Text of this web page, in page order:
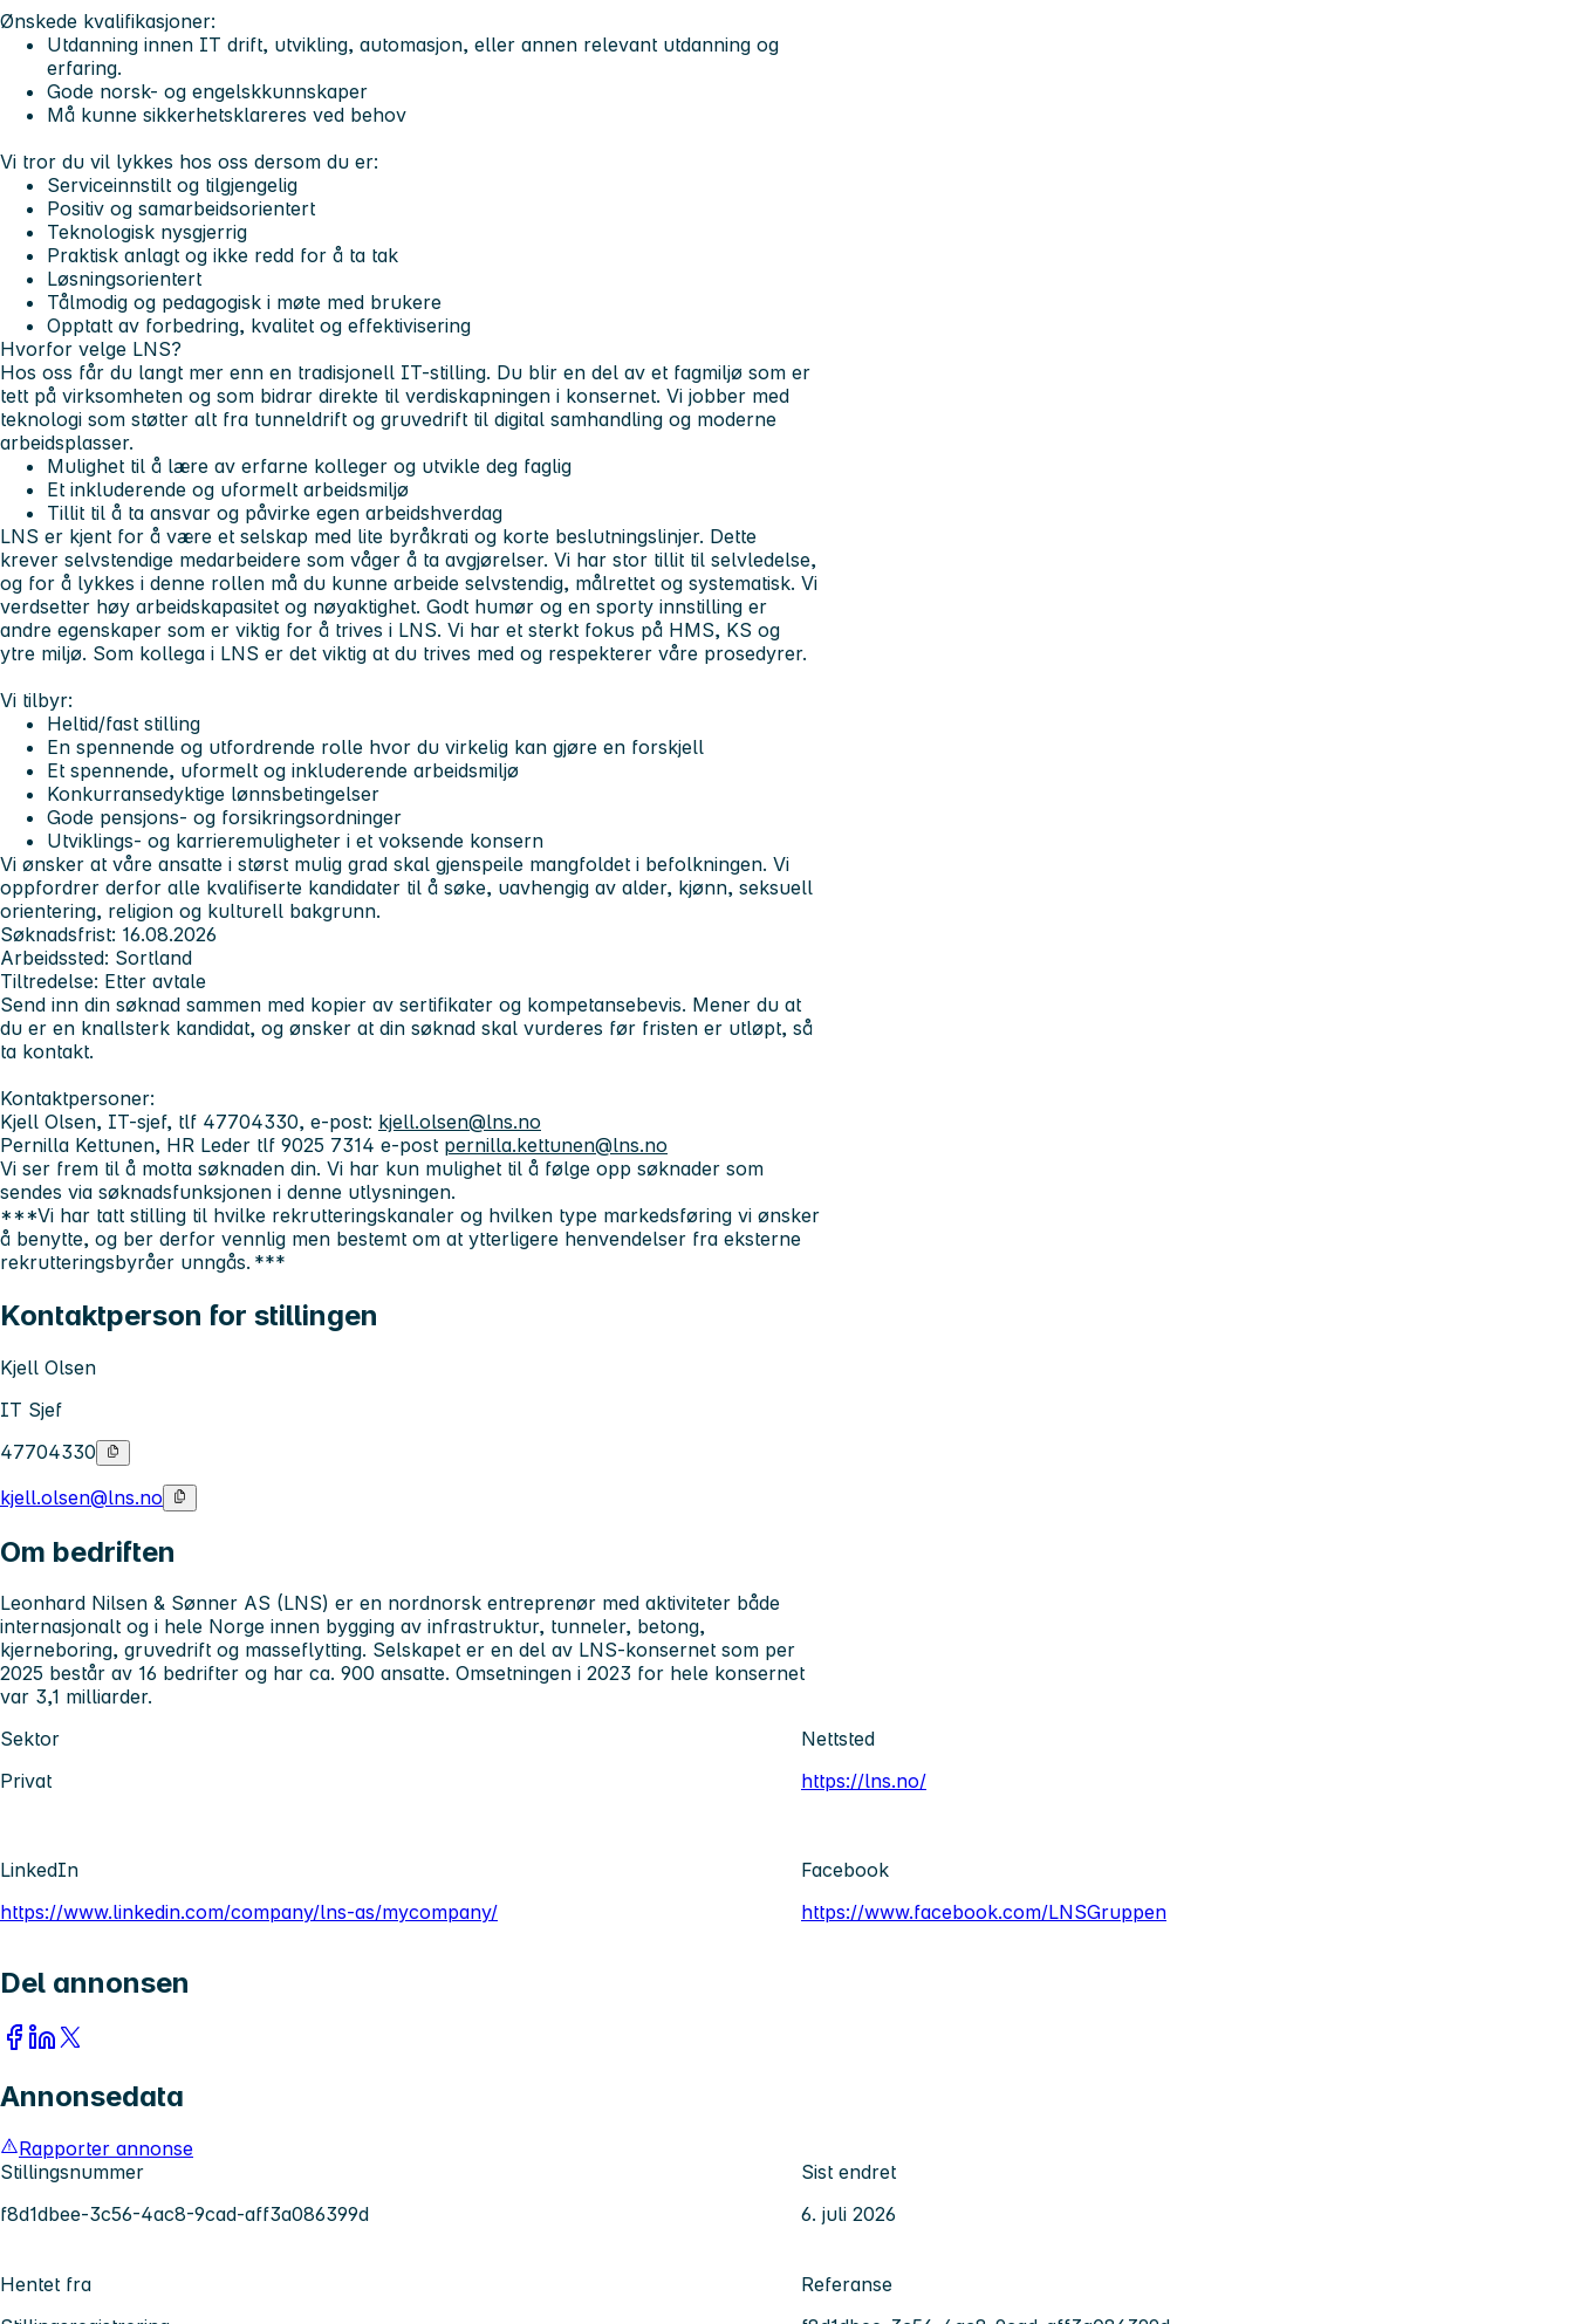
Ønskede kvalifikasjoner:
Utdanning innen IT drift, utvikling, automasjon, eller annen relevant utdanning og
erfaring.
Gode norsk- og engelskkunnskaper
Må kunne sikkerhetsklareres ved behov
Vi tror du vil lykkes hos oss dersom du er:
Serviceinnstilt og tilgjengelig
Positiv og samarbeidsorientert
Teknologisk nysgjerrig
Praktisk anlagt og ikke redd for å ta tak
Løsningsorientert
Tålmodig og pedagogisk i møte med brukere
Opptatt av forbedring, kvalitet og effektivisering
Hvorfor velge LNS?
Hos oss får du langt mer enn en tradisjonell IT-stilling. Du blir en del av et fagmiljø som er
tett på virksomheten og som bidrar direkte til verdiskapningen i konsernet. Vi jobber med
teknologi som støtter alt fra tunneldrift og gruvedrift til digital samhandling og moderne
arbeidsplasser.
Mulighet til å lære av erfarne kolleger og utvikle deg faglig
Et inkluderende og uformelt arbeidsmiljø
Tillit til å ta ansvar og påvirke egen arbeidshverdag
LNS er kjent for å være et selskap med lite byråkrati og korte beslutningslinjer. Dette
krever selvstendige medarbeidere som våger å ta avgjørelser. Vi har stor tillit til selvledelse,
og for å lykkes i denne rollen må du kunne arbeide selvstendig, målrettet og systematisk. Vi
verdsetter høy arbeidskapasitet og nøyaktighet. Godt humør og en sporty innstilling er
andre egenskaper som er viktig for å trives i LNS. Vi har et sterkt fokus på HMS, KS og
ytre miljø. Som kollega i LNS er det viktig at du trives med og respekterer våre prosedyrer.
Vi tilbyr:
Heltid/fast stilling
En spennende og utfordrende rolle hvor du virkelig kan gjøre en forskjell
Et spennende, uformelt og inkluderende arbeidsmiljø
Konkurransedyktige lønnsbetingelser
Gode pensjons- og forsikringsordninger
Utviklings- og karrieremuligheter i et voksende konsern
Vi ønsker at våre ansatte i størst mulig grad skal gjenspeile mangfoldet i befolkningen. Vi
oppfordrer derfor alle kvalifiserte kandidater til å søke, uavhengig av alder, kjønn, seksuell
orientering, religion og kulturell bakgrunn.
Søknadsfrist: 16.08.2026
Arbeidssted: Sortland
Tiltredelse: Etter avtale
Send inn din søknad sammen med kopier av sertifikater og kompetansebevis. Mener du at
du er en knallsterk kandidat, og ønsker at din søknad skal vurderes før fristen er utløpt, så
ta kontakt.
Kontaktpersoner:
Kjell Olsen, IT-sjef, tlf 47704330, e-post: kjell.olsen@lns.no
Pernilla Kettunen, HR Leder tlf 9025 7314 e-post pernilla.kettunen@lns.no
Vi ser frem til å motta søknaden din. Vi har kun mulighet til å følge opp søknader som
sendes via søknadsfunksjonen i denne utlysningen.
***Vi har tatt stilling til hvilke rekrutteringskanaler og hvilken type markedsføring vi ønsker
å benytte, og ber derfor vennlig men bestemt om at ytterligere henvendelser fra eksterne
rekrutteringsbyråer unngås. ***
Kontaktperson for stillingen
Kjell Olsen
IT Sjef
47704330
kjell.olsen@lns.no
Om bedriften
Leonhard Nilsen & Sønner AS (LNS) er en nordnorsk entreprenør med aktiviteter både
internasjonalt og i hele Norge innen bygging av infrastruktur, tunneler, betong,
kjerneboring, gruvedrift og masseflytting. Selskapet er en del av LNS-konsernet som per
2025 består av 16 bedrifter og har ca. 900 ansatte. Omsetningen i 2023 for hele konsernet
var 3,1 milliarder.
Sektor
Privat
Nettsted
https://lns.no/
LinkedIn
https://www.linkedin.com/company/lns-as/mycompany/
Facebook
https://www.facebook.com/LNSGruppen
Del annonsen
Annonsedata
Rapporter annonse
Stillingsnummer
f8d1dbee-3c56-4ac8-9cad-aff3a086399d
Sist endret
6. juli 2026
Hentet fra
Referanse